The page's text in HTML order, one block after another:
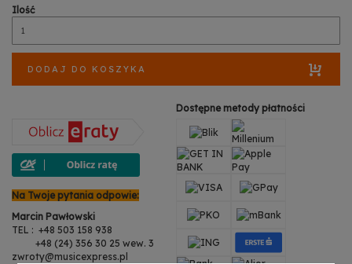
Ilość
DODAJ DO KOSZYKA
Na Twoje pytania odpowie:
Marcin Pawłowski
TEL : +48 503 158 938
+48 (24) 356 30 25 wew. 3
zwroty@musicexpress.pl
Dostępne metody płatności